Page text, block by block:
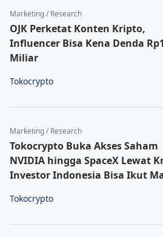
Marketing / Research
OJK Perketat Konten Kripto,
Influencer Bisa Kena Denda
Miliar
Tokocrypto
Marketing / Research
Tokocrypto Buka Akses Saham
NVIDIA hingga SpaceX Lewat
Investor Indonesia Bisa Ikut
Tokocrypto